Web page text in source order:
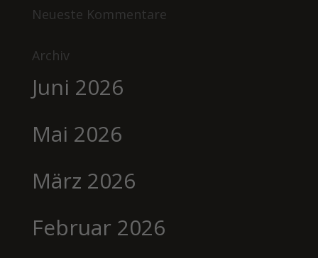
Neueste Kommentare
Archiv
Juni 2026
Mai 2026
März 2026
Februar 2026